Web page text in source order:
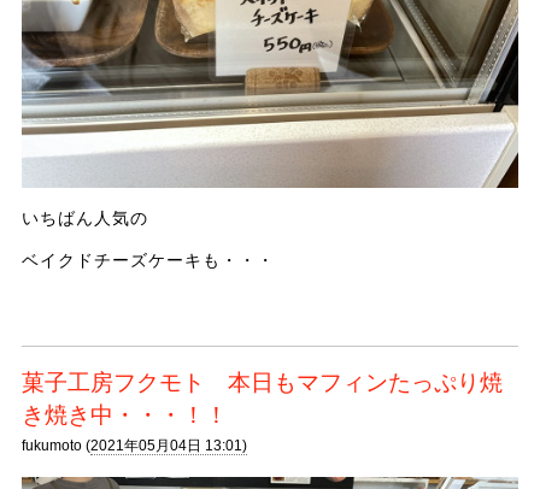
いちばん人気の
ベイクドチーズケーキも・・・
菓子工房フクモト 本日もマフィンたっぷり焼
き焼き中・・・！！
fukumoto (2021年05月04日 13:01)